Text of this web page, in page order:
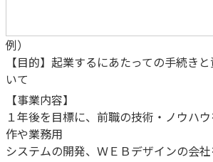
例）
【目的】起業するにあたっての手続き
いて
【事業内容】
１年後を目標に、前職の技術・ノウハ
作や業務用
システムの開発、ＷＥＢデザインの会社